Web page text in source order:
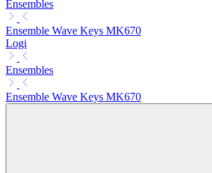
Ensembles
Ensemble Wave Keys MK670
Logi
Ensembles
Ensemble Wave Keys MK670